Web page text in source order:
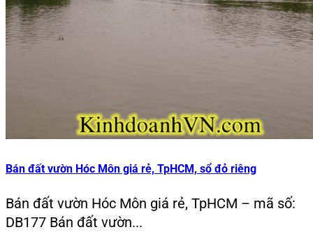
Bán đất vườn Hóc Môn giá rẻ, TpHCM, sổ đỏ riêng
Bán đất vườn Hóc Môn giá rẻ, TpHCM – mã số:
DB177 Bán đất vườn...